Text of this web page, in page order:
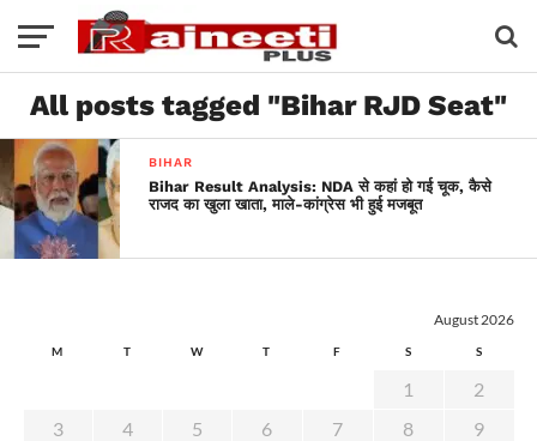
All posts tagged "Bihar RJD Seat"
BIHAR
Bihar Result Analysis: NDA से कहां हो गई चूक, कैसे
राजद का खुला खाता, माले-कांग्रेस भी हुई मजबूत
August 2026
M T W T F S S
1
2
3
4 5 6 7 8
9